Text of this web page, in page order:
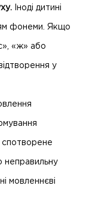
Іноді дитині
фонеми. Якщо
«ж» або
у
спотворене
неправильну
мовленнєві